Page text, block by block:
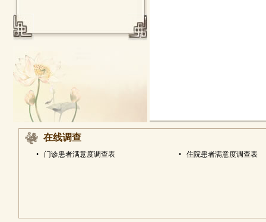
在线调查
• 门诊患者满意度调查表 • 住院患者满意度调查表